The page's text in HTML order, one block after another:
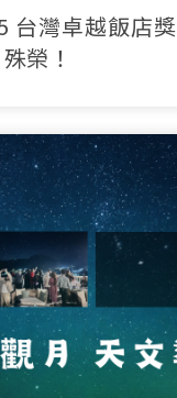
台灣卓越飯店
榮！